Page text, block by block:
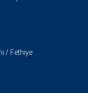
/ Fethiye